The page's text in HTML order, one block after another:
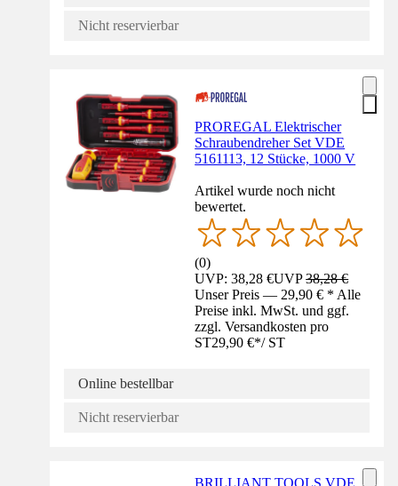
Nicht reservierbar
PROREGAL Elektrischer
Schraubendreher Set VDE
5161113, 12 Stücke, 1000 V
Artikel wurde noch nicht
bewertet.
(0)
UVP: 38,28 €UVP38,28 €
Unser Preis — 29,90 € * Alle
Preise inkl. MwSt. und ggf.
zzgl. Versandkosten pro
ST29,90 €*/ ST
Online bestellbar
Nicht reservierbar
BRILLIANT TOOLS VDE